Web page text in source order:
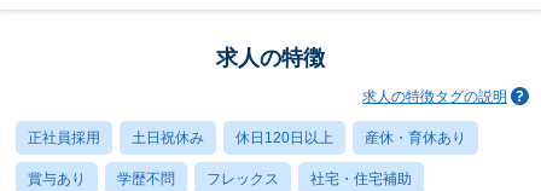
求人の特徴
求人の特徴タグの説明
正社員採用 土日祝休み 休日120日以上 産休・育休あり
賞与あり 学歴不問 フレックス 社宅・住宅補助